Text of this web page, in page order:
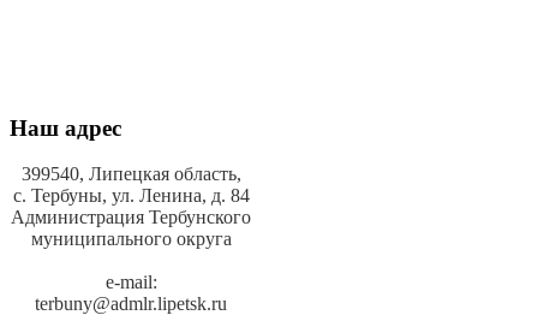
Наш адрес
399540, Липецкая область,
с. Тербуны, ул. Ленина, д. 84
Администрация Тербунского
муниципального округа
e-mail:
terbuny@admlr.lipetsk.ru